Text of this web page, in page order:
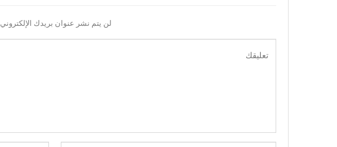
لن يتم نشر عنوان بريدك الإلكتروني.